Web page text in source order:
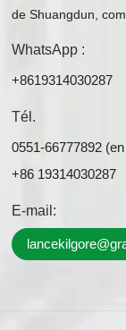
de Shuangdun,
WhatsApp :
+8619314030287
Tél.
0551-66777892
+86 19314030287
E-mail: